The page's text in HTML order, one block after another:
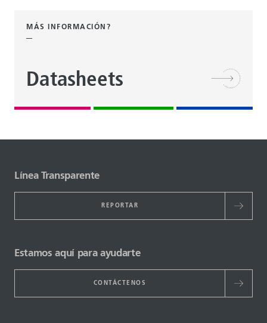
MÁS INFORMACIÓN?
Datasheets
Línea Transparente
REPORTAR
Estamos aquí para ayudarte
CONTÁCTENOS